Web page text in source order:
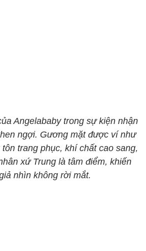
Angelababy trong sự kiện nhận
ngợi. Gương mặt được ví như
trang phục, khí chất cao sang,
xứ Trung là tâm điểm, khiến
nhìn không rời mắt.​​​​​​​